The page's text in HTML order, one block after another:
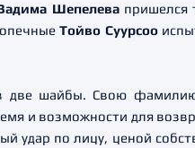
Шепелева пришелся
Тойво Суурсоо
в две шайбы. Свою
и возможности для
удар по лицу, ценой